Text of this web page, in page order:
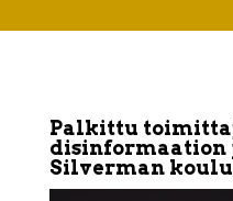
Palkittu
disinformaation
Silverman